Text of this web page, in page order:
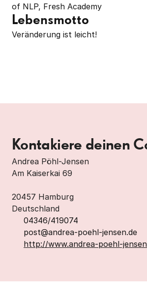
of NLP, Fresh Academy
Lebensmotto
Veränderung ist leicht!
Kontakiere deinen
Andrea Pöhl-Jensen
Am Kaiserkai 69
20457 Hamburg
Deutschland
04346/419074
post@andrea-poehl-jensen.de
http://www.andrea-poehl-